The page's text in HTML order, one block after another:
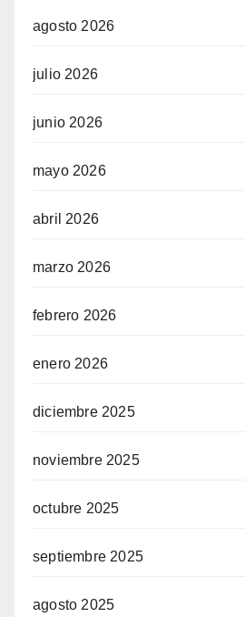
agosto 2026
julio 2026
junio 2026
mayo 2026
abril 2026
marzo 2026
febrero 2026
enero 2026
diciembre 2025
noviembre 2025
octubre 2025
septiembre 2025
agosto 2025